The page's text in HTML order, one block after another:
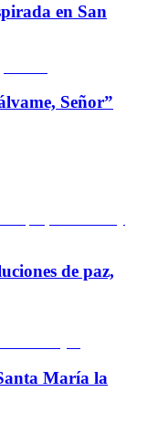
en San
Señor”
de paz,
María la